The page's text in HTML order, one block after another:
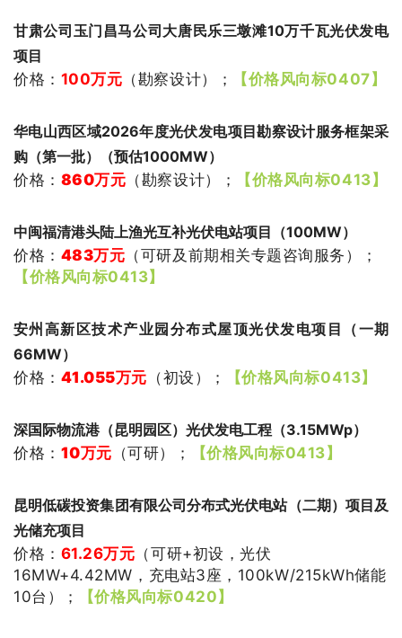
甘肃公司玉门昌马公司大唐民乐三墩滩10万千瓦光伏发电
项目
价格： 100万元 （勘察设计） ； 【价格风向标0407】
华电山西区域2026年度光伏发电项目勘察设计服务框架采
购（第一批）（预估1000MW）
价格： 860万元 （勘察设计） ； 【价格风向标0413】
中闽福清港头陆上渔光互补光伏电站项目（100MW）
价格： 483万元 （可研及前期相关专题咨询服务 ）
；
【价格风向标0413】
安州高新区技术产业园分布式屋顶光伏发电项目（一期
66MW）
价格： 41.055万元 （初设 ） ； 【价格风向标0413】
深国际物流港（昆明园区）光伏发电工程（3.15MWp）
价格： 10万元 （可研） ； 【价格风向标0413】
昆明低碳投资集团有限公司分布式光伏电站（二期）项目及
光储充项目
价格： 61.26万元 （可研+初设，光伏
16MW+4.42MW，充电站3座，100kW/215kWh储能
10台 ） ； 【价格风向标0420】